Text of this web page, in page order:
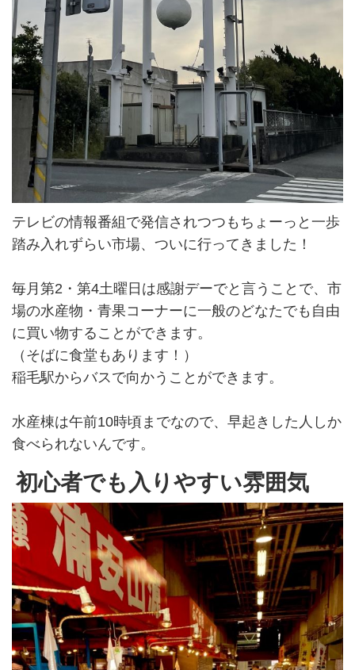
テレビの情報番組で発信されつつもちょーっと一歩
踏み入れずらい市場、ついに行ってきました！
毎月第2・第4土曜日は感謝デーでと言うことで、市
場の水産物・青果コーナーに一般のどなたでも自由
に買い物することができます。
（そばに食堂もあります！）
稲毛駅からバスで向かうことができます。
水産棟は午前10時頃までなので、早起きした人しか
食べられないんです。
初心者でも入りやすい雰囲気